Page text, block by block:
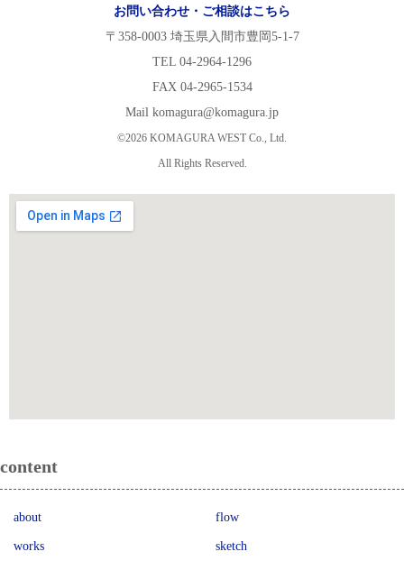
お問い合わせ・ご相談はこちら
〒358-0003 埼玉県入間市豊岡5-1-7
TEL 04-2964-1296
FAX 04-2965-1534
Mail komagura@komagura.jp
©2026 KOMAGURA WEST Co., Ltd.
All Rights Reserved.
content
about flow
works sketch